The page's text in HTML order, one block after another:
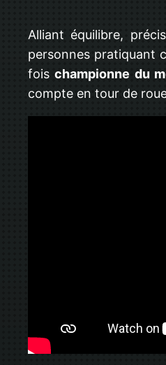
Alliant équilibre,
personnes pratiquant
foischampionne du
compte en tour de